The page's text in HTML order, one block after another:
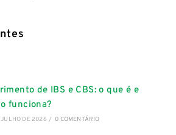
de IBS e CBS: o que é e
funciona?
JULHO DE 2026 / 0 COMENTÁRIO